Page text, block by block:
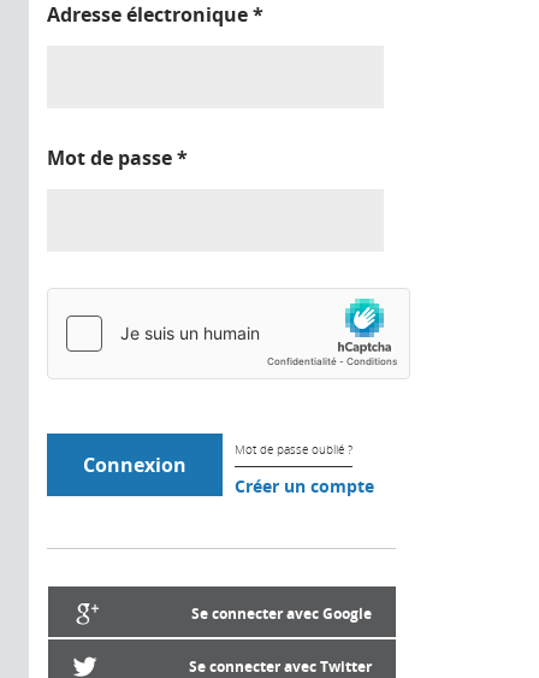
Adresse électronique*
Mot de passe*
Mot de passe oublié ?
Créer un compte
Se connecter avec Google
Se connecter avec Twitter